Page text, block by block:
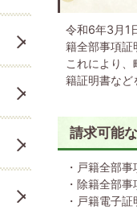
令和6年3月1
籍全部事項証
これにより
籍証明書など
請求可能
・戸籍全部
・除籍全部
・戸籍電子